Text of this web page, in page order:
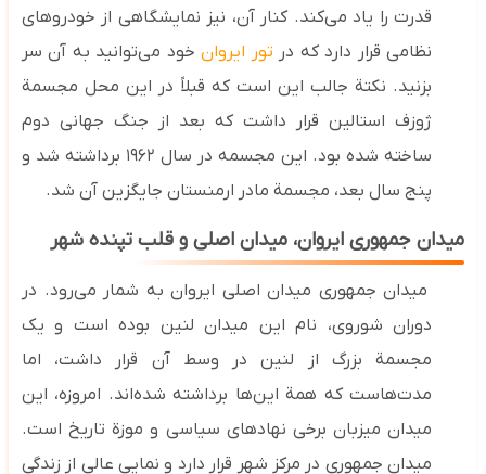
قدرت را یاد می‌کند. کنار آن، نیز نمایشگاهی از خودروهای
نظامی قرار دارد که در تور ایروانخود می‌توانید به آن سر
بزنید. نکتة جالب این است که قبلاً در این محل مجسمة
ژوزف استالین قرار داشت که بعد از جنگ جهانی دوم
ساخته شده بود. این مجسمه در سال ۱۹۶۲ برداشته شد و
پنج سال بعد، مجسمة مادر ارمنستان جایگزین آن شد.
میدان جمهوری ایروان، میدان اصلی و قلب تپنده شهر
میدان جمهوری میدان اصلی ایروان به شمار می‌رود. در
دوران شوروی، نام این میدان لنین بوده است و یک
مجسمة بزرگ از لنین در وسط آن قرار داشت، اما
مدت‌هاست که همة این‌ها برداشته شده‌اند. امروزه، این
میدان میزبان برخی نهادهای سیاسی و موزة تاریخ است.
میدان جمهوری در مرکز شهر قرار دارد و نمایی عالی از زندگی